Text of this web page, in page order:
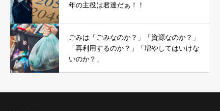
年の主役は君達だぁ！！
ごみは「ごみなのか？」「資源なのか？」
「再利用するのか？」「増やしてはいけな
いのか？」